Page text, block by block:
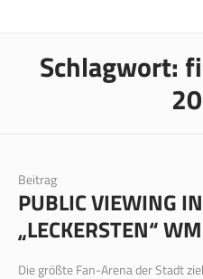
Schlagwort:
Beitrag
PUBLIC VIEWING
„LECKERSTEN“
Die größte Fan-Arena der Stadt